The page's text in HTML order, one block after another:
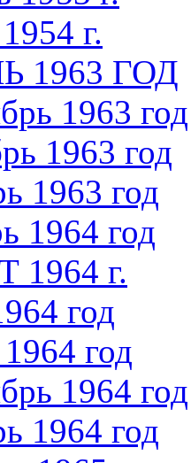
г.
1963 ГОД
1963 год
1963 год
1963 год
1964 год
г.
год
год
1964 год
1964 год